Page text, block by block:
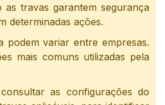
travas garantem segurança
determinadas ações.
variar entre empresas.
mais comuns utilizadas pela
as configurações do